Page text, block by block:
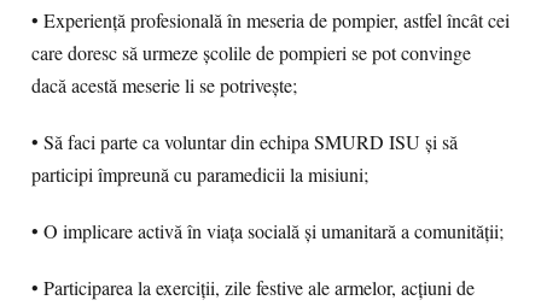
• Experiență profesională în meseria de pompier, astfel încât cei
care doresc să urmeze școlile de pompieri se pot convinge
dacă acestă meserie li se potrivește;
• Să faci parte ca voluntar din echipa SMURD ISU şi să
participi împreună cu paramedicii la misiuni;
• O implicare activă în viaţa socială şi umanitară a comunităţii;
• Participarea la exerciţii, zile festive ale armelor, acţiuni de